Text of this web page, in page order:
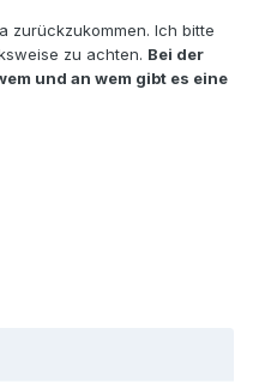
zurückzukommen. Ich bitte
zu achten. Bei der
und an wem gibt es eine